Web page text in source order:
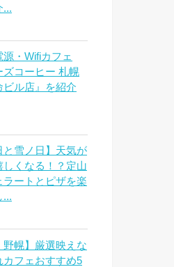
...
源・Wifiカフェ
ズコーヒー 札幌
ビル店』を紹介
と雪ノ日】天気が
しくなる！？定山
ラートとピザを楽
...
野幌】厳選映えな
カフェおすすめ5